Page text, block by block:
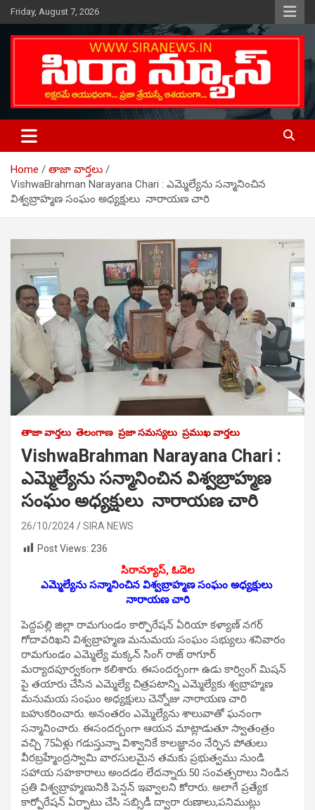
Skip
to
content
Friday, August 7, 2026
SIRA NEWS
Telugu Online News Daily
Home
తాజా వార్తలు
VishwaBrahman Narayana Chari : ఎమ్మెల్యేను స‌న్మానించిన‌
విశ్వబ్రాహ్మణ సంఘం అధ్యక్షులు నారాయణ చారి
తాజా వార్తలు తెలంగాణ ప్రజా సమస్యలు ప్రముఖ వార్తలు
VishwaBrahman Narayana Chari :
ఎమ్మెల్యేను స‌న్మానించిన‌ విశ్వబ్రాహ్మణ
సంఘం అధ్యక్షులు నారాయణ చారి
26/10/2024
SIRA NEWS
Post Views: 236
సిరాన్యూస్‌, ఓదెల
ఎమ్మెల్యేను స‌న్మానించిన‌ విశ్వబ్రాహ్మణ సంఘం అధ్యక్షులు
నారాయణ చారి
పెద్దపల్లి జిల్లా రామగుండం కార్పొరేషన్ ఏరియా కళ్యాణ్ నగర్
గోదావరిఖని విశ్వబ్రాహ్మణ మనుమయ సంఘం సభ్యులు శ‌నివారం
రామగుండం ఎమ్మెల్యే మక్కన్ సింగ్ రాజ్ ఠాగూర్
మర్యాదపూర్వకంగా క‌లిశారు. ఈసంద‌ర్బంగా ఉడు కార్వింగ్ మిషన్
పై తయారు చేసిన ఎమ్మెల్యే చిత్రపటాన్ని ఎమ్మెల్యేకు శ్వబ్రాహ్మణ
మనుమయ సంఘం అధ్యక్షులు చెన్నోజు నారాయణ చారి
బహుకరించారు. అనంత‌రం ఎమ్మెల్యేను శాలువాతో ఘనంగా
సన్మానించారు. ఈసంద‌ర్బంగా ఆయ‌న మాట్లాడుతూ స్వాతంత్రం
వచ్చి 75ఏళ్లు గడుస్తున్నా విశ్వానికే కాలజ్ఞానం నేర్పిన పోతులు
వీరబ్రహ్మేంద్రస్వామి వారసుల‌మైన త‌మ‌కు ప్రభుత్వము నుండి
సహాయ సహకారాలు అందడం లేద‌న్నారు.50 సంవత్సరాలు నిండిన
ప్రతి విశ్వబ్రాహ్మణునికి పెన్షన్ ఇవ్వాలని కోరారు. అలాగే ప్రత్యేక
కార్పోరేషన్ ఏర్పాటు చేసి సబ్సిడీ ద్వారా రుణాలు,పనిముట్లు